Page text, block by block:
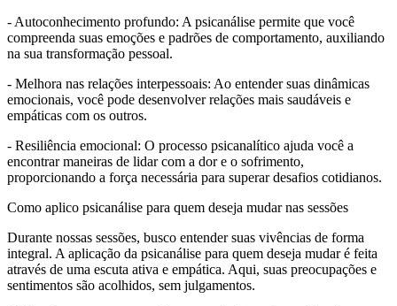
- Autoconhecimento profundo: A psicanálise permite que você
compreenda suas emoções e padrões de comportamento, auxiliando
na sua transformação pessoal.
- Melhora nas relações interpessoais: Ao entender suas dinâmicas
emocionais, você pode desenvolver relações mais saudáveis e
empáticas com os outros.
- Resiliência emocional: O processo psicanalítico ajuda você a
encontrar maneiras de lidar com a dor e o sofrimento,
proporcionando a força necessária para superar desafios cotidianos.
Como aplico psicanálise para quem deseja mudar nas sessões
Durante nossas sessões, busco entender suas vivências de forma
integral. A aplicação da psicanálise para quem deseja mudar é feita
através de uma escuta ativa e empática. Aqui, suas preocupações e
sentimentos são acolhidos, sem julgamentos.